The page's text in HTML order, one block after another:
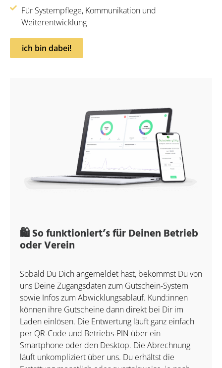
Für Systempflege, Kommunikation und
Weiterentwicklung
ich bin dabei!
🛍️ So funktioniert’s für Deinen Betrieb
oder Verein
Sobald Du Dich angemeldet hast, bekommst Du von
uns Deine Zugangsdaten zum Gutschein-System
sowie Infos zum Abwicklungsablauf. Kund:innen
können ihre Gutscheine dann direkt bei Dir im
Laden einlösen. Die Entwertung läuft ganz einfach
per QR-Code und Betriebs-PIN über ein
Smartphone oder den Desktop. Die Abrechnung
läuft unkompliziert über uns. Du erhältst die